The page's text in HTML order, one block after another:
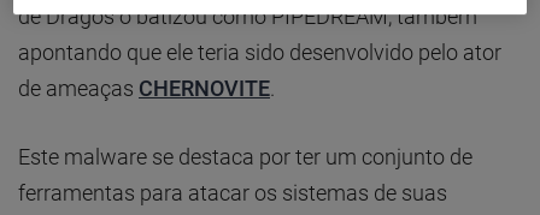
de Dragos obatizou como PIPEDREAM, também
apontando que ele teria sido desenvolvido pelo ator
de ameaças CHERNOVITE.
Este malware se destaca por ter um conjunto de
ferramentas para atacar os sistemas de suas